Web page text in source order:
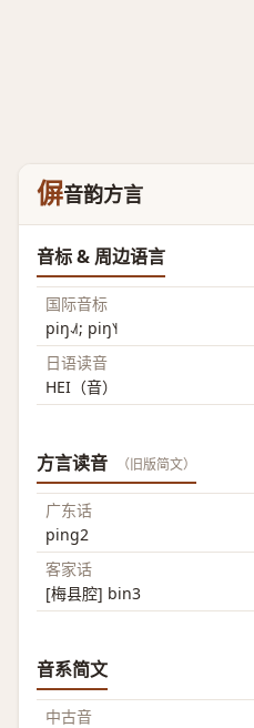
偋音韵方言
音标 & 周边语言
国际音标
piŋ˨˩˦; piŋ˥˧
日语读音
HEI（音）
方言读音 （旧版简文）
广东话
ping2
客家话
[梅县腔] bin3
音系简文
中古音